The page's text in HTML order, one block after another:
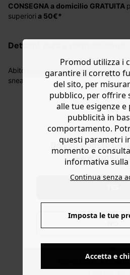
Do you want to be
CONSEGNA a domicilio GRATUITA
superiori a 50€*
lavorativi all'indirizzo da te indicato
ordinazione, al costo di 4 € per
decorrere dalla data dell’avvenuta
Aiuto
dettagli, cura e composizione
Abito chemisier a righe da indossare
sneakers oppure con la cintura,
bijou e con i sandali con tacco per
eleganza in più al look. Linea dritta,
bottoni madreperlati e manica corta
Contiene cotone biologico, coltivato
fertilizzanti chimici né OGM.
CONSEGNA A
Promod utilizza i
garantire il corretto
del sito, per
pubblico, per offrire
alle tue esigenze
pubblicità in
comportamento.
questi parametri
momento e
informativa sulla
Continua senza
Imposta le tue
Accetta e